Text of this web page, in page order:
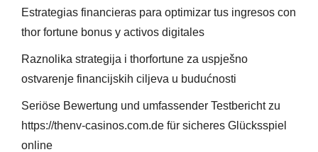
Estrategias financieras para optimizar tus ingresos con
thor fortune bonus y activos digitales
Raznolika strategija i thorfortune za uspješno
ostvarenje financijskih ciljeva u budućnosti
Seriöse Bewertung und umfassender Testbericht zu
https://thenv-casinos.com.de für sicheres Glücksspiel
online